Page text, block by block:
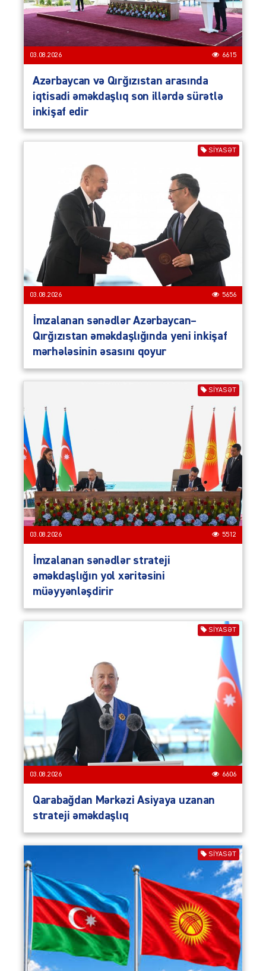
03.08.2026 6615
Azərbaycan və Qırğızıstan arasında
iqtisadi əməkdaşlıq son illərdə sürətlə
inkişaf edir
SIYASƏT
03.08.2026 5656
İmzalanan sənədlər Azərbaycan–
Qırğızıstan əməkdaşlığında yeni inkişaf
mərhələsinin əsasını qoyur
SIYASƏT
03.08.2026 5512
İmzalanan sənədlər strateji
əməkdaşlığın yol xəritəsini
müəyyənləşdirir
SIYASƏT
03.08.2026 6606
Qarabağdan Mərkəzi Asiyaya uzanan
strateji əməkdaşlıq
SIYASƏT